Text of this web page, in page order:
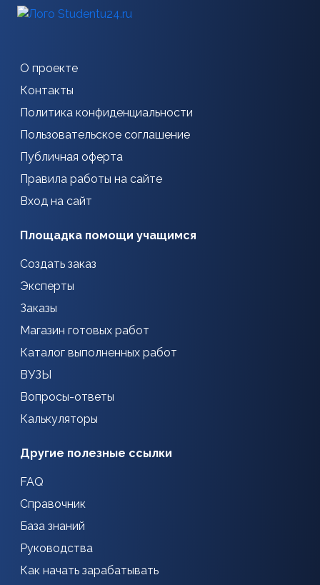
О проекте
Контакты
Политика конфиденциальности
Пользовательское соглашение
Публичная оферта
Правила работы на сайте
Вход на сайт
Площадка помощи учащимся
Создать заказ
Эксперты
Заказы
Магазин готовых работ
Каталог выполненных работ
ВУЗЫ
Вопросы-ответы
Калькуляторы
Другие полезные ссылки
FAQ
Справочник
База знаний
Руководства
Как начать зарабатывать